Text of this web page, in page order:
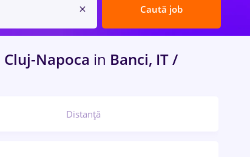
Caută job
Cluj-Napoca in Banci, IT /
Distanță